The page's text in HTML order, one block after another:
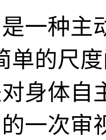
一种主
单的尺
身体自
一次审